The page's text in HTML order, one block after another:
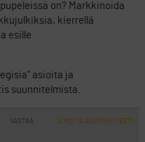
on? Markkinoida
kierrellä
esille
asioita ja
suunnitelmista.
VASTAA ILMOITA ASIATON VIESTI